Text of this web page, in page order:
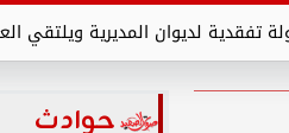
المديرية ويلتقي العاملين.
حوادث